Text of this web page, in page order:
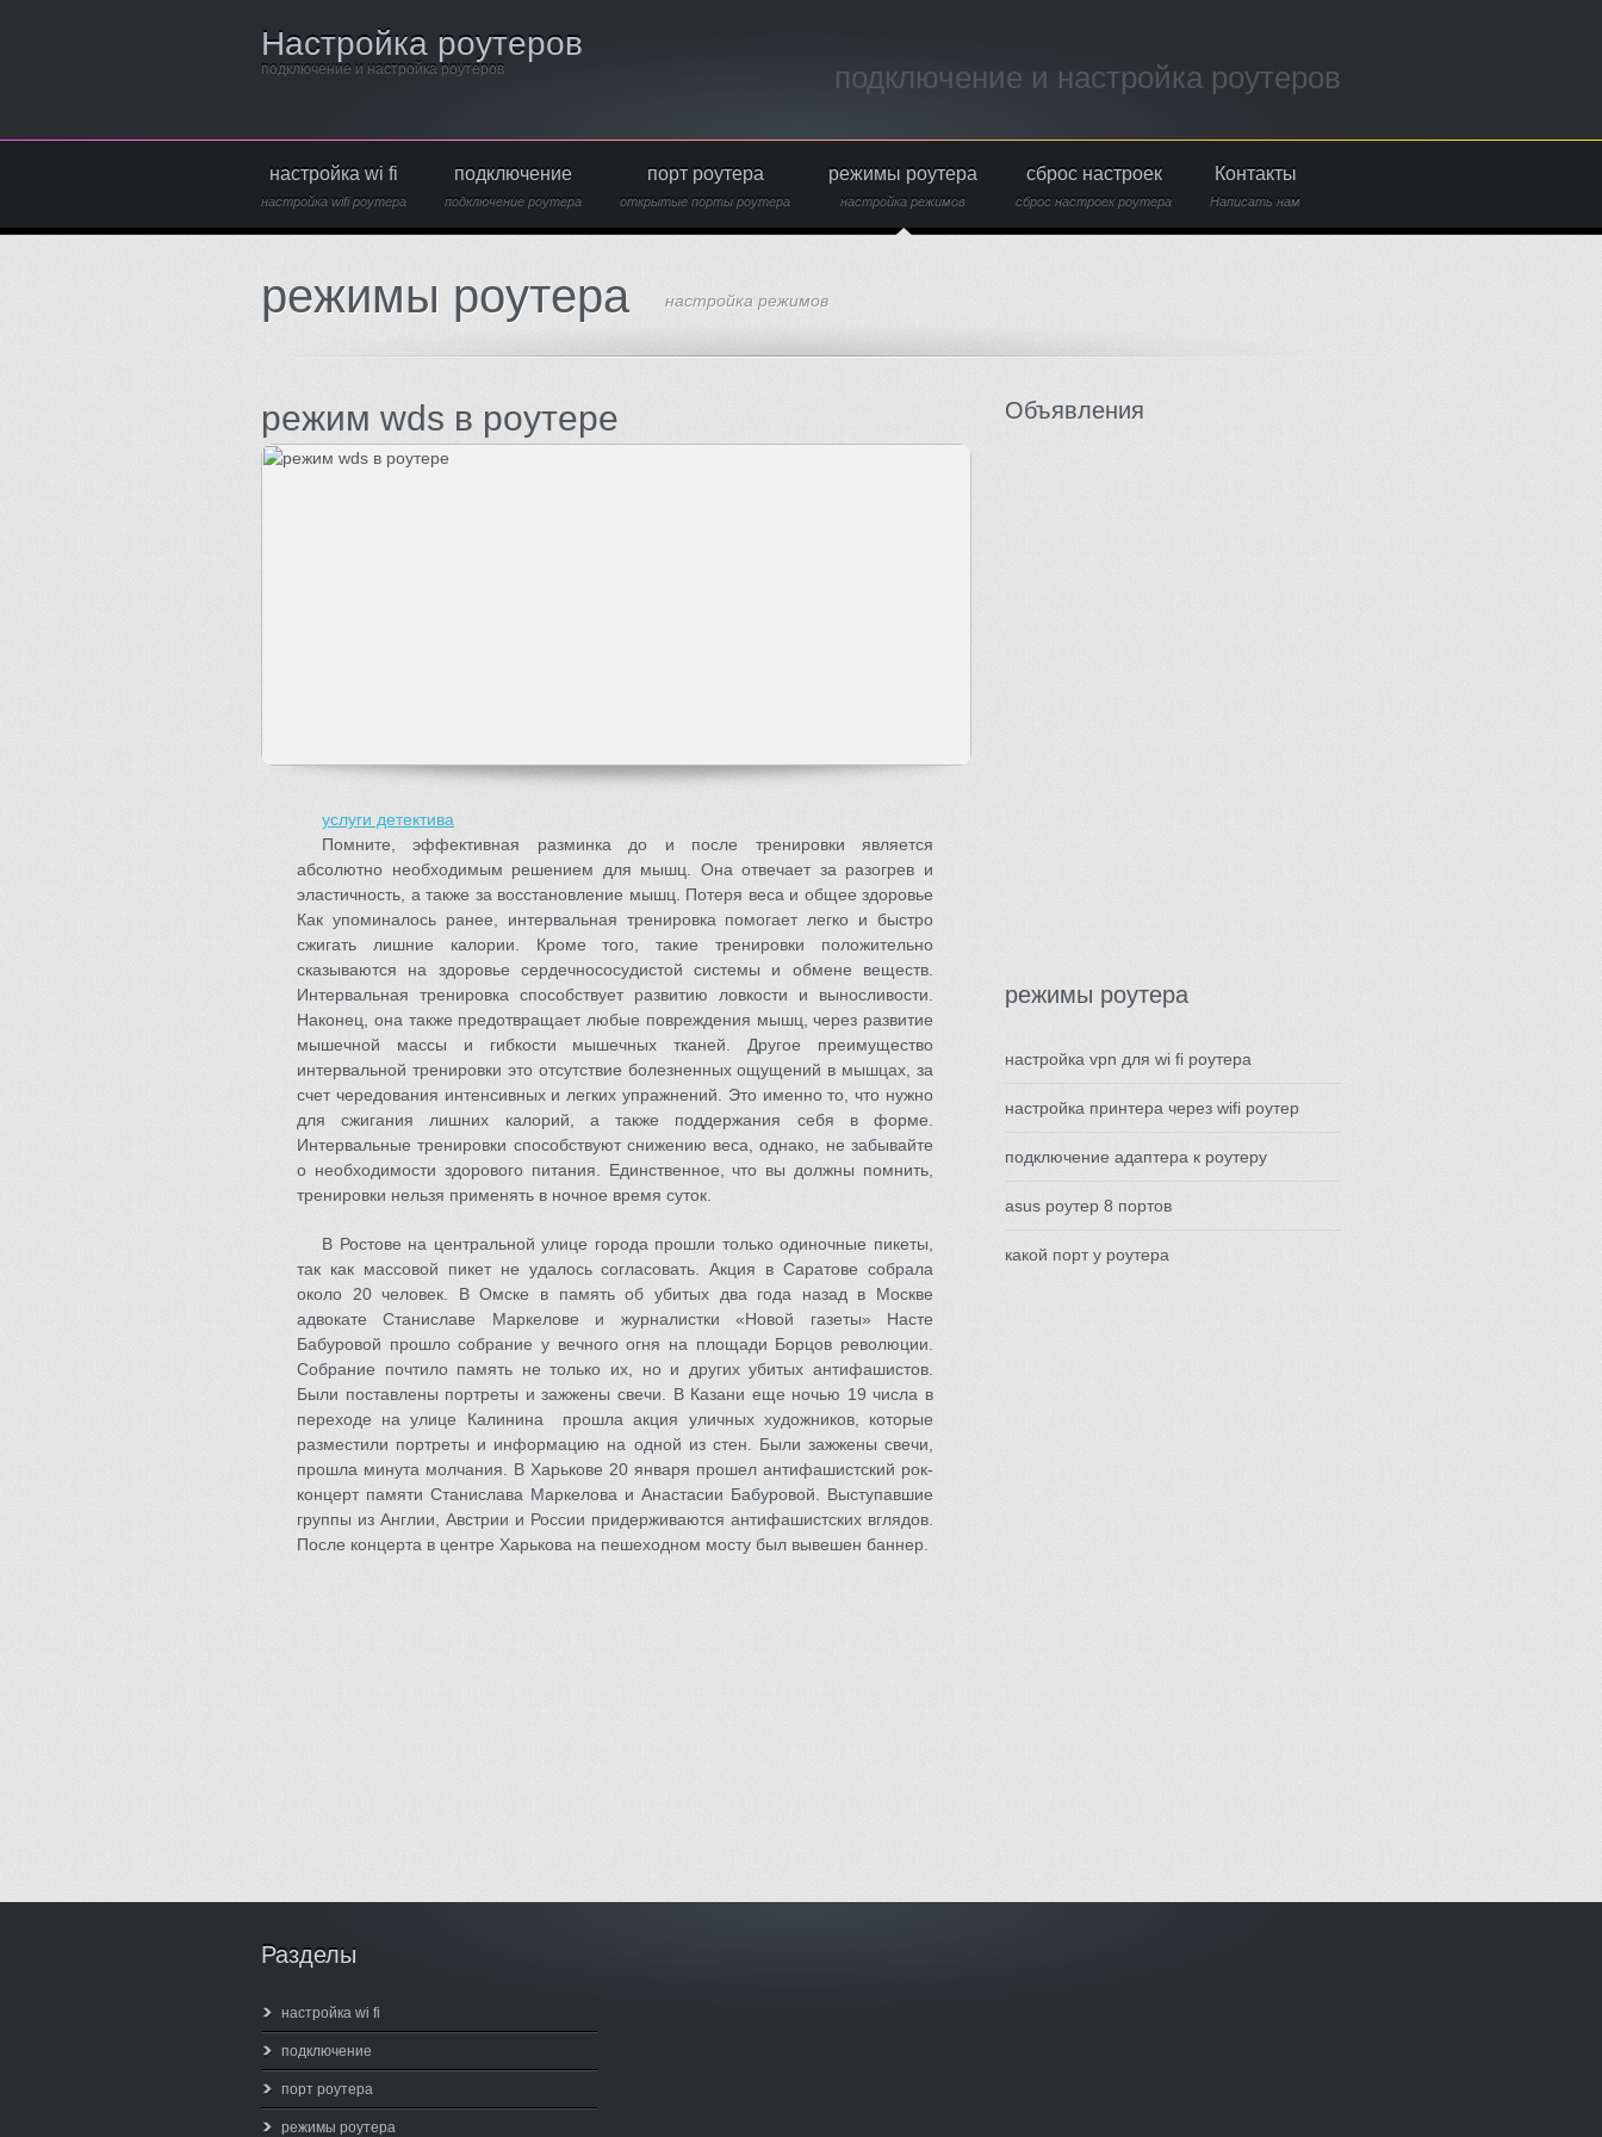
Настройка роутеров
подключение и настройка роутеров подключение и настройка роутеров
настройка wi fi
настройка wifi роутера
подключение
подключение роутера
порт роутера
открытые порты роутера
режимы роутера
настройка режимов
сброс настроек
сброс настроек роутера
Контакты
Написать нам
режимы роутера настройка режимов
режим wds в роутере
услуги детектива
Помните, эффективная разминка до и после тренировки является
абсолютно необходимым решением для мышц. Она отвечает за разогрев и
эластичность, а также за восстановление мышц. Потеря веса и общее здоровье
Как упоминалось ранее, интервальная тренировка помогает легко и быстро
сжигать лишние калории. Кроме того, такие тренировки положительно
сказываются на здоровье сердечнососудистой системы и обмене веществ.
Интервальная тренировка способствует развитию ловкости и выносливости.
Наконец, она также предотвращает любые повреждения мышц, через развитие
мышечной массы и гибкости мышечных тканей. Другое преимущество
интервальной тренировки это отсутствие болезненных ощущений в мышцах, за
счет чередования интенсивных и легких упражнений. Это именно то, что нужно
для сжигания лишних калорий, а также поддержания себя в форме.
Интервальные тренировки способствуют снижению веса, однако, не забывайте
о необходимости здорового питания. Единственное, что вы должны помнить,
тренировки нельзя применять в ночное время суток.
В Ростове на центральной улице города прошли только одиночные пикеты,
так как массовой пикет не удалось согласовать. Акция в Саратове собрала
около 20 человек. В Омске в память об убитых два года назад в Москве
адвокате Станиславе Маркелове и журналистки «Новой газеты» Насте
Бабуровой прошло собрание у вечного огня на площади Борцов революции.
Собрание почтило память не только их, но и других убитых антифашистов.
Были поставлены портреты и зажжены свечи. В Казани еще ночью 19 числа в
переходе на улице Калинина прошла акция уличных художников, которые
разместили портреты и информацию на одной из стен. Были зажжены свечи,
прошла минута молчания. В Харькове 20 января прошел антифашистский рок-
концерт памяти Станислава Маркелова и Анастасии Бабуровой. Выступавшие
группы из Англии, Австрии и России придерживаются антифашистских вглядов.
После концерта в центре Харькова на пешеходном мосту был вывешен баннер.
Объявления
режимы роутера
настройка vpn для wi fi роутера
настройка принтера через wifi роутер
подключение адаптера к роутеру
asus роутер 8 портов
какой порт у роутера
Разделы
настройка wi fi
подключение
порт роутера
режимы роутера